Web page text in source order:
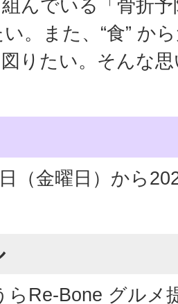
んでいる「骨折
。また、“食” か
りたい。そんな
（金曜日）から
らRe-Bone グルメ